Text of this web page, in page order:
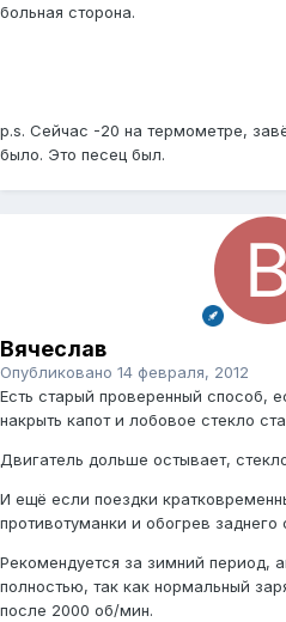
больная сторона.
p.s. Сейчас -20 на термометре,
было. Это песец был.
Вячеслав
Опубликовано 14 февраля, 2012
Есть старый проверенный способ,
накрыть капот и лобовое стекло
Двигатель дольше остывает,
И ещё если поездки
противотуманки и обогрев заднего
Рекомендуется за зимний период,
полностью, так как нормальный
после 2000 об/мин.